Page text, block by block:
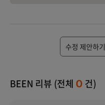
수정 제안하기
BEEN 리뷰 (전체 0 건)